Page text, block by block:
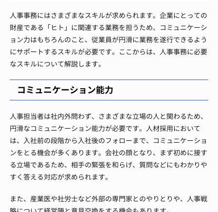
人事事務にはさまざまなスキルが求められます。企業にとっての
財産である「ヒト」に関連する業務を担うため、コミュニケーシ
ョン力はもちろんのこと、従業員が円滑に業務を遂行できるよう
にサポートするスキルが必要です。ここからは、人事事務に必要
なスキルについて解説します。
コミュニケーション能力
人事担当者は社内外問わず、さまざまな立場の人と関わるため、
円滑なコミュニケーション能力が必要です。人材採用において
は、入社前の段階から入社後のフォローまで、コミュニケーショ
ンをとる機会が多くあります。会社の顔となり、まず初めに接す
る立場であるため、相手の緊張を和らげ、質問などにもわかりや
すく答える対応が求められます。
また、産業医や社労士など外部の専門家とのやりとりや、人事戦